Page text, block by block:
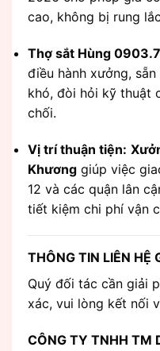
cao, không bị rung
Thợ sắt Hùng
điều hành xưởng,
khó, đòi hỏi kỹ thuật
chối.
Vị trí thuận tiện:
Khương giúp việc
12 và các quận lân
tiết kiệm chi phí vận
THÔNG TIN LIÊN HỆ
Quý đối tác cần giải
xác, vui lòng kết nối
CÔNG TY TNHH TM